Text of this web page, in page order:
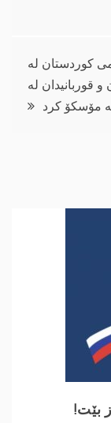
کوردستان لە
قوربانیدان لە
مۆسکۆ کرد
بێت!